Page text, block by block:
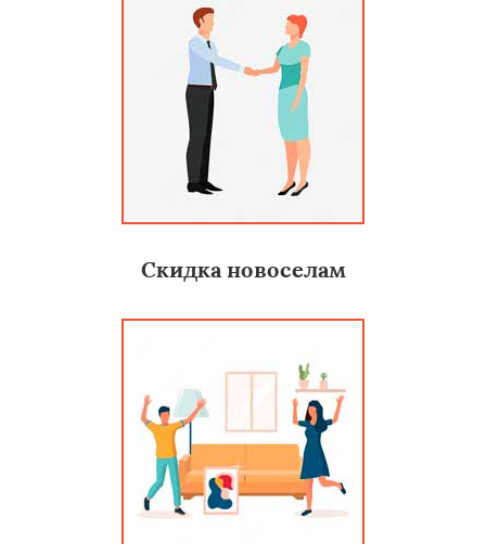
Скидка новоселам